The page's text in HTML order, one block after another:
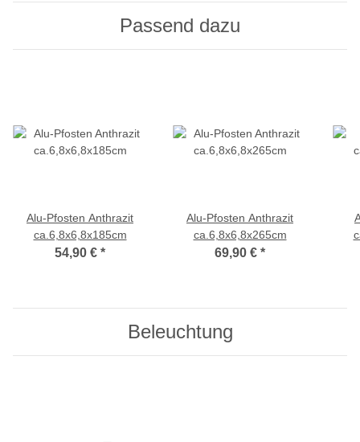
Passend dazu
Alu-Pfosten Anthrazit
ca.6,8x6,8x185cm
54,90 € *
Alu-Pfosten Anthrazit
ca.6,8x6,8x265cm
69,90 € *
Beleuchtung